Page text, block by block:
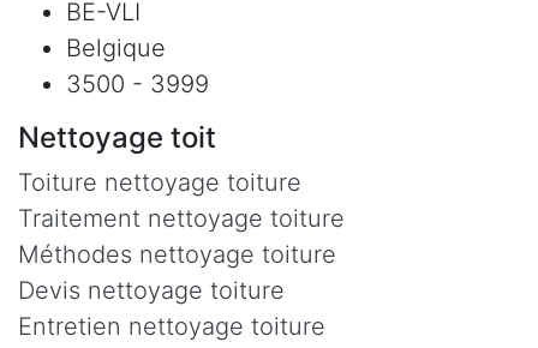
BE-VLI
Belgique
3500 - 3999
Nettoyage toit
Toiture nettoyage toiture
Traitement nettoyage toiture
Méthodes nettoyage toiture
Devis nettoyage toiture
Entretien nettoyage toiture